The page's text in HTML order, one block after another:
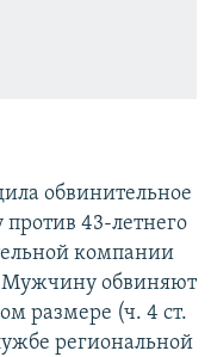
обвинительное
43-летнего
компании
Мужчину обвиняют
размере (ч. 4 ст.
региональной